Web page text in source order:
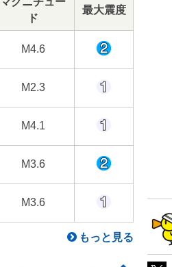
ド
最大震度
M4.6
M2.3
M4.1
M3.6
M3.6
もっと見る